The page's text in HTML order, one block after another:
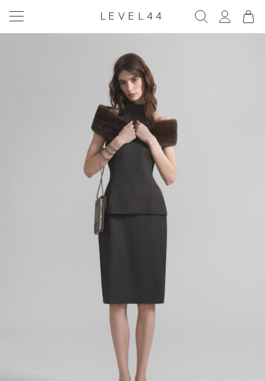
LEVEL44